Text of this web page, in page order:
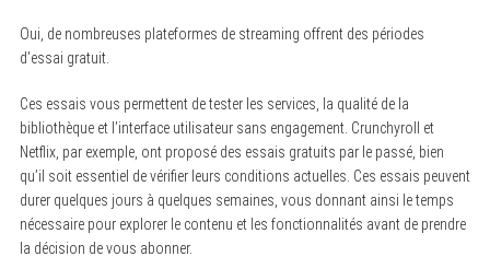
Oui, de nombreuses plateformes de streaming offrent des périodes
d’essai gratuit.
Ces essais vous permettent de tester les services, la qualité de la
bibliothèque et l’interface utilisateur sans engagement. Crunchyroll et
Netflix, par exemple, ont proposé des essais gratuits par le passé, bien
qu’il soit essentiel de vérifier leurs conditions actuelles. Ces essais peuvent
durer quelques jours à quelques semaines, vous donnant ainsi le temps
nécessaire pour explorer le contenu et les fonctionnalités avant de prendre
la décision de vous abonner.